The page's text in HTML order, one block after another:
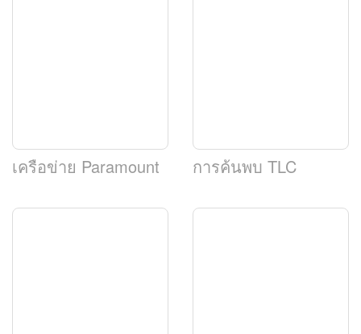
เครือข่าย Paramount การค้นพบ TLC